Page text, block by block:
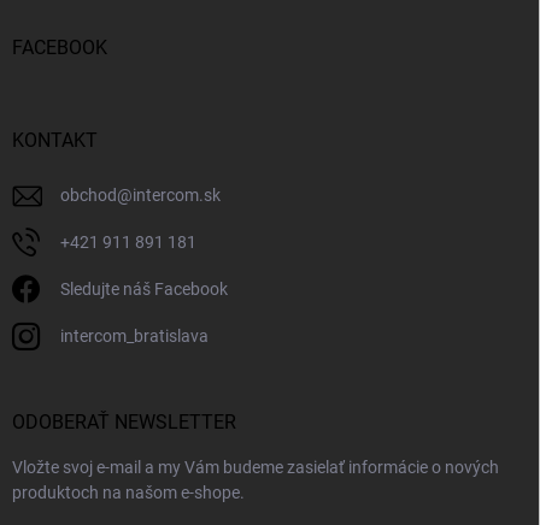
FACEBOOK
KONTAKT
obchod@intercom.sk
+421 911 891 181
Sledujte náš Facebook
intercom_bratislava
ODOBERAŤ NEWSLETTER
Vložte svoj e-mail a my Vám budeme zasielať informácie o nových
produktoch na našom e-shope.